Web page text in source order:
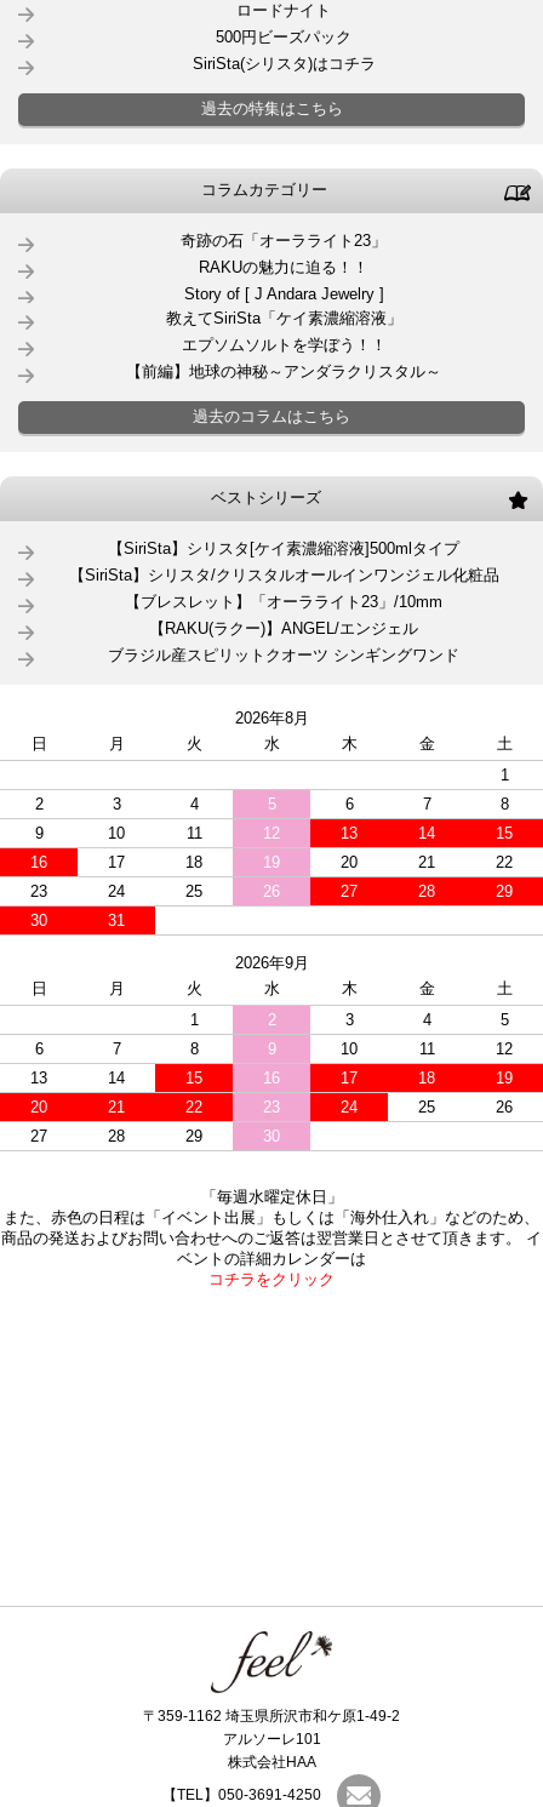
ロードナイト
500円ビーズパック
SiriSta(シリスタ)はコチラ
過去の特集はこちら
コラムカテゴリー
奇跡の石「オーラライト23」
RAKUの魅力に迫る！！
Story of [ J Andara Jewelry ]
教えてSiriSta「ケイ素濃縮溶液」
エプソムソルトを学ぼう！！
【前編】地球の神秘～アンダラクリスタル～
過去のコラムはこちら
ベストシリーズ
【SiriSta】シリスタ[ケイ素濃縮溶液]500mlタイプ
【SiriSta】シリスタ/クリスタルオールインワンジェル化粧品
【ブレスレット】「オーラライト23」/10mm
【RAKU(ラクー)】ANGEL/エンジェル
ブラジル産スピリットクオーツ シンギングワンド
2026年8月
日
月 火 水 木 金
土
1
2
3 4 5 6 7
8
9
10 11 12 13 14
15
16
17 18 19 20 21
22
23
24 25 26 27 28
29
30
31
2026年9月
日
月 火 水 木 金
土
1
2 3 4
5
6
7 8 9 10 11
12
13
14 15 16 17 18
19
20
21 22 23 24 25
26
27
28 29 30
「毎週水曜定休日」
また、赤色の日程は「イベント出展」もしくは「海外仕入れ」などのため、
商品の発送およびお問い合わせへのご返答は翌営業日とさせて頂きます。 イ
ベントの詳細カレンダーは
コチラをクリック
〒359-1162 埼玉県所沢市和ケ原1-49-2
アルソーレ101
株式会社HAA
【TEL】050-3691-4250